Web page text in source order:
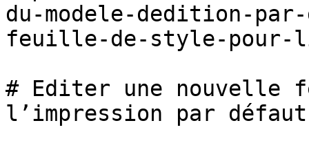
du-modele-dedition-
feuille-de-style-pour-
# Editer une nouvelle
l’impression par défaut